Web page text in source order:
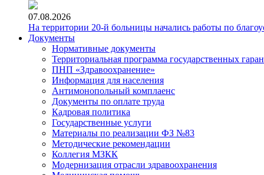
07.08.2026
На территории 20-й больницы начались работы по
Документы
Нормативные документы
Территориальная программа государственных
ПНП «Здравоохранение»
Информация для населения
Антимонопольный комплаенс
Документы по оплате труда
Кадровая политика
Государственные услуги
Материалы по реализации ФЗ №83
Методические рекомендации
Коллегия МЗКК
Модернизация отрасли здравоохранения